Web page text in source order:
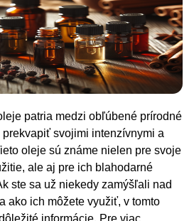
patria medzi obľúbené prírodné
prekvapiť svojimi intenzívnymi a
oleje sú známe nielen pre svoje
ale aj pre ich blahodarné
ste sa už niekedy zamýšľali nad
ako ich môžete využiť, v tomto
informácie. Pre viac